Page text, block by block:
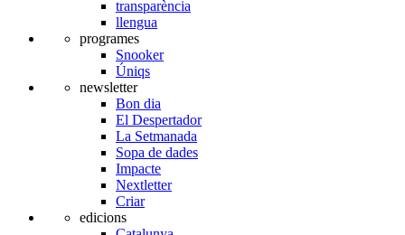
transparència
llengua
programes
Snooker
Úniqs
newsletter
Bon dia
El Despertador
La Setmanada
Sopa de dades
Impacte
Nextletter
Criar
edicions